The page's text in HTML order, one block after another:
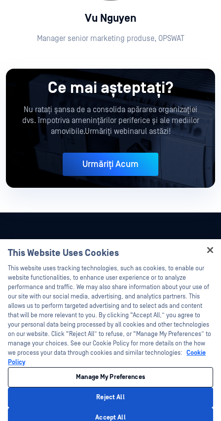
Vu Nguyen
Manager senior marketing produse, OPSWAT
Ce mai așteptați?
Nu ratați șansa de a consolida apărarea organizației
dvs. împotriva amenințărilor periferice și ale mediilor
amovibile.Urmăriți webinarul astăzi!
Urmăriți Acum
©2026 OPSWAT . Toate drepturile rezervate. OPSWAT, MetaDefender, Metascan,
MetaAccess, OPSWAT , Trust no File. Trust No Device., OPSWAT , Protecting the
World's Critical Infrastructure, Deep CDR™ Technology, InQuest, logo-ul InQuest,
DFI, RetroHunt, Deep File Inspection și Join the Hunt sunt mărci comerciale ale
OPSWAT . Mărcile comerciale ale terților sunt proprietatea deținătorilor respectivi.
Politica de confidențialitate
Opțiunile dumneavoastră de
This Website Uses Cookies
This website uses tracking technologies, such as cookies, to enable our
website functionalities, to enhance user experience or to analyze
performance and traffic. We may also share information about your use of
our site with our social media, advertising, and analytics partners. This
allows us to perform targeted advertising and to select ads and content
that will be more relevant to you. By clicking “Accept All,” you agree to
your personal data being processed by all cookies and other technologies
on our website. Click “Reject All” to refuse, or “Manage My Preferences” to
manage your choices. See our Cookie Policy for more details on the how
we process your data through cookies and similar technologies: Cookie
Policy
Manage My Preferences
Reject All
Accept All
Hey there!
I'm Ozzy, your OPSWAT virtual assistant.
How can I help you secure what's critical
today?